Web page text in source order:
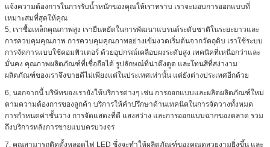
แจ้งความต้องการในการรับน้ำหนักของคุณให้เราทราบ เราจะมอบการออกแบบที่
เหมาะสมที่สุดให้คุณ
5, เราซื้อเหล็กคุณภาพสูง เรายืนหยัดในการพัฒนาแบรนด์ระดับชาติในระยะยาวและ
การควบคุมคุณภาพ การควบคุมคุณภาพอย่างเข้มงวดเริ่มต้นจากวัตถุดิบ เราใช้ระบบ
การจัดการแบบใช้คอมพิวเตอร์ ด้วยอุปกรณ์เคลือบผงระดับสูง เทคนิคที่เหนือกว่าและ
มั่นคง คุณภาพผลิตภัณฑ์ที่เชื่อถือได้ รูปลักษณ์ที่น่าดึงดูด และโทนสีที่สง่างาม
ผลิตภัณฑ์ของเราจึงขายดีไม่เพียงแต่ในประเทศเท่านั้น แต่ยังต่างประเทศอีกด้วย
6, นอกจากนี้ บริษัทของเรายังให้บริการต่างๆ เช่น การออกแบบและผลิตผลิตภัณฑ์ใหม่
ตามความต้องการของลูกค้า บริการให้คำปรึกษาด้านเทคนิคในการจัดวางทั้งหมด
การกำหนดค่าชั้นวาง การจัดแสดงที่ดี แสงสว่าง และการออกแบบฉากของตลาด รวม
ถึงบริการหลังการขายแบบครบวงจร
7. คุณสามารถติดตั้งหลอดไฟ LED ซึ่งจะทำให้ผลิตภัณฑ์ของคุณดูสวยงามยิ่งขึ้น และ